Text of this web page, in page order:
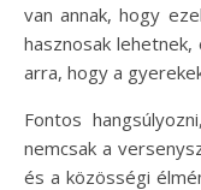
van annak, hogy
hasznosak
arra, hogy a
Fontos
nemcsak a
és a közösségi